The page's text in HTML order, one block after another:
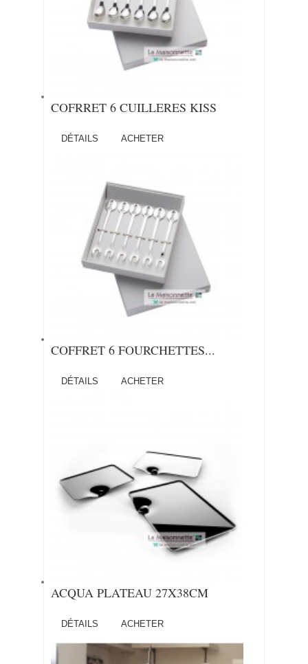
COFRRET 6 CUILLERES KISS
DÉTAILS ACHETER
COFFRET 6 FOURCHETTES...
DÉTAILS ACHETER
ACQUA PLATEAU 27X38CM
DÉTAILS ACHETER